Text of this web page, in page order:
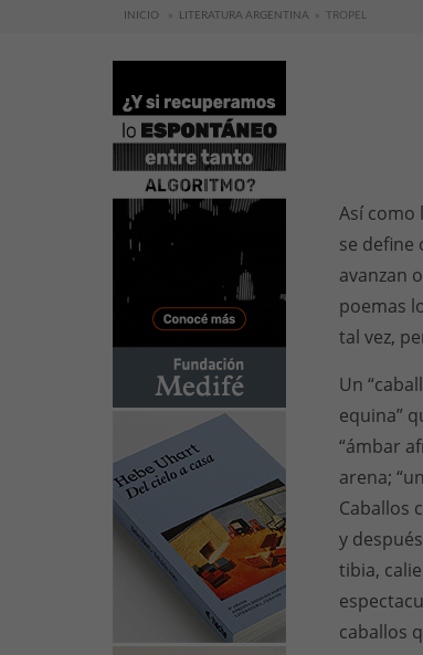
INICIO » LITERATURA ARGENTINA » TROPEL
Así como
se define
avanzan
poemas
tal vez,
Un
equina”
“ámbar
arena;
Caballos
y
tibia,
caballos